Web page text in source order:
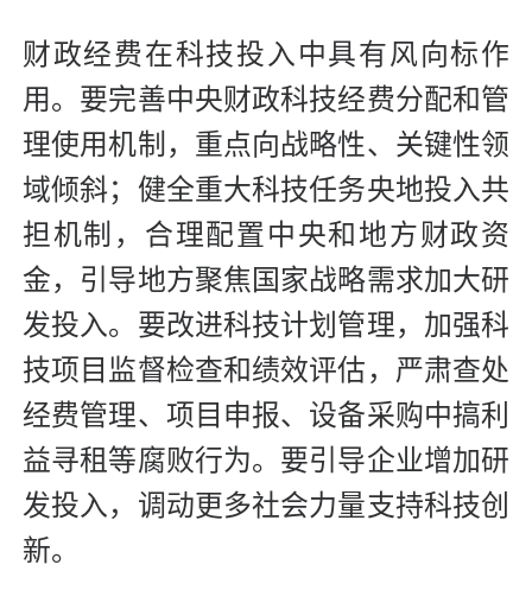
财政经费在科技投入中具有风向标作
用。要完善中央财政科技经费分配和管
理使用机制，重点向战略性、关键性领
域倾斜；健全重大科技任务央地投入共
担机制，合理配置中央和地方财政资
金，引导地方聚焦国家战略需求加大研
发投入。要改进科技计划管理，加强科
技项目监督检查和绩效评估，严肃查处
经费管理、项目申报、设备采购中搞利
益寻租等腐败行为。要引导企业增加研
发投入，调动更多社会力量支持科技创
新。